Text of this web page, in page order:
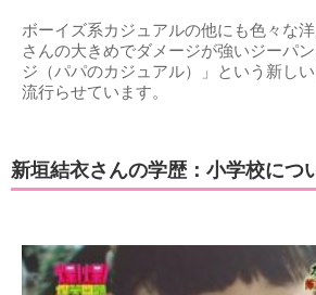
ボーイズ系カジュアルの他にも色々な
さんの大きめでダメージが強いジーパ
ジ（パパのカジュアル）」という新し
流行らせています。
新垣結衣さんの学歴：小学校につ